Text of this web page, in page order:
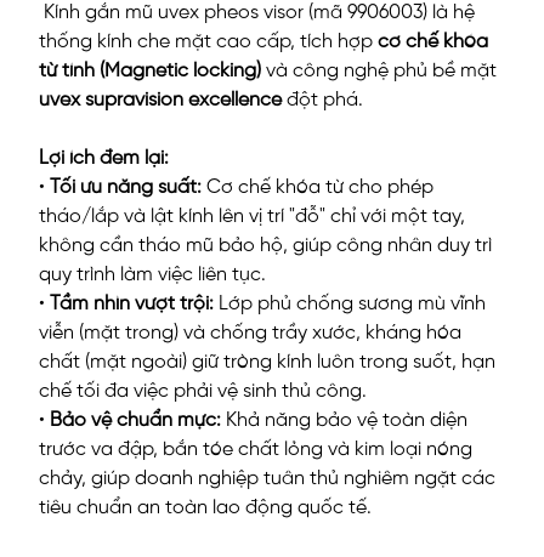
Kính gắn mũ uvex pheos visor (mã 9906003) là hệ
thống kính che mặt cao cấp, tích hợp cơ chế khóa
từ tính (Magnetic locking) và công nghệ phủ bề mặt
uvex supravision excellenceđột phá.
Lợi ích đem lại:
•
Tối ưu năng suất: Cơ chế khóa từ cho phép
tháo/lắp và lật kính lên vị trí "đỗ" chỉ với một tay,
không cần tháo mũ bảo hộ, giúp công nhân duy trì
quy trình làm việc liên tục.
•
Tầm nhìn vượt trội: Lớp phủ chống sương mù vĩnh
viễn (mặt trong) và chống trầy xước, kháng hóa
chất (mặt ngoài) giữ tròng kính luôn trong suốt, hạn
chế tối đa việc phải vệ sinh thủ công.
• Bảo vệ chuẩn mực: Khả năng bảo vệ toàn diện
trước va đập, bắn tóe chất lỏng và kim loại nóng
chảy, giúp doanh nghiệp tuân thủ nghiêm ngặt các
tiêu chuẩn an toàn lao động quốc tế.